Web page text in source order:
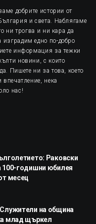
добрите истории от
и света. Наблягаме
ни трогва и ни кара да
едно по-добро
информация за тежки
новини, с които
Пишете ни за това, което
нека
нас!
Раковски
100-годишни юбилея
месец
на община
млад щъркел